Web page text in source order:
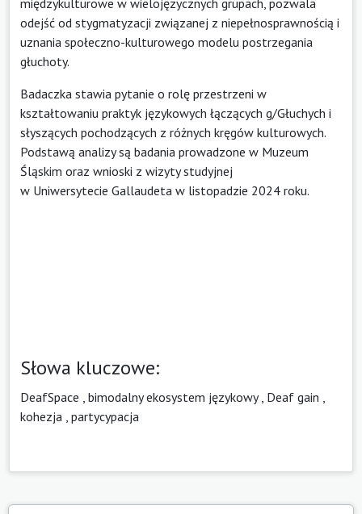
odejść od stygmatyzacji związanej z niepełnosprawnością i
uznania społeczno-kulturowego modelu postrzegania
głuchoty.
Badaczka stawia pytanie o rolę przestrzeni w
kształtowaniu praktyk językowych łączących g/Głuchych i
słyszących pochodzących z różnych kręgów kulturowych.
Podstawą analizy są badania prowadzone w Muzeum
Śląskim oraz wnioski z wizyty studyjnej
w Uniwersytecie Gallaudeta w listopadzie 2024 roku.
Słowa kluczowe:
DeafSpace bimodalny ekosystem językowy, Deaf gain
kohezja partycypacja